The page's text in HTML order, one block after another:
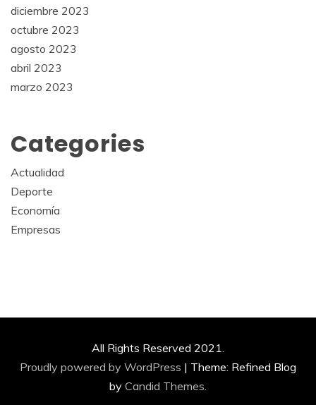
diciembre 2023
octubre 2023
agosto 2023
abril 2023
marzo 2023
Categories
Actualidad
Deporte
Economía
Empresas
All Rights Reserved 2021.
Proudly powered by WordPress | Theme: Refined Blog
by Candid Themes